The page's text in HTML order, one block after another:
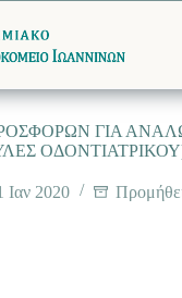
ΓΙΑ
Ιαν 2020